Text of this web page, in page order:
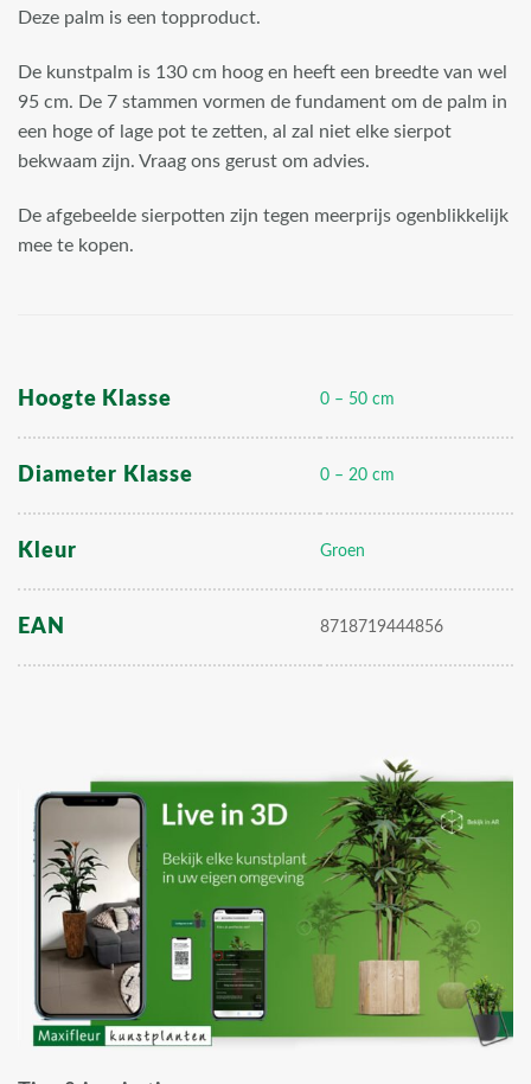
Deze palm is een topproduct.
De kunstpalm is 130 cm hoog en heeft een breedte van wel
95 cm. De 7 stammen vormen de fundament om de palm in
een hoge of lage pot te zetten, al zal niet elke sierpot
bekwaam zijn. Vraag ons gerust om advies.
De afgebeelde sierpotten zijn tegen meerprijs ogenblikkelijk
mee te kopen.
Hoogte Klasse 0 – 50 cm
Diameter Klasse 0 – 20 cm
Kleur Groen
EAN 8718719444856